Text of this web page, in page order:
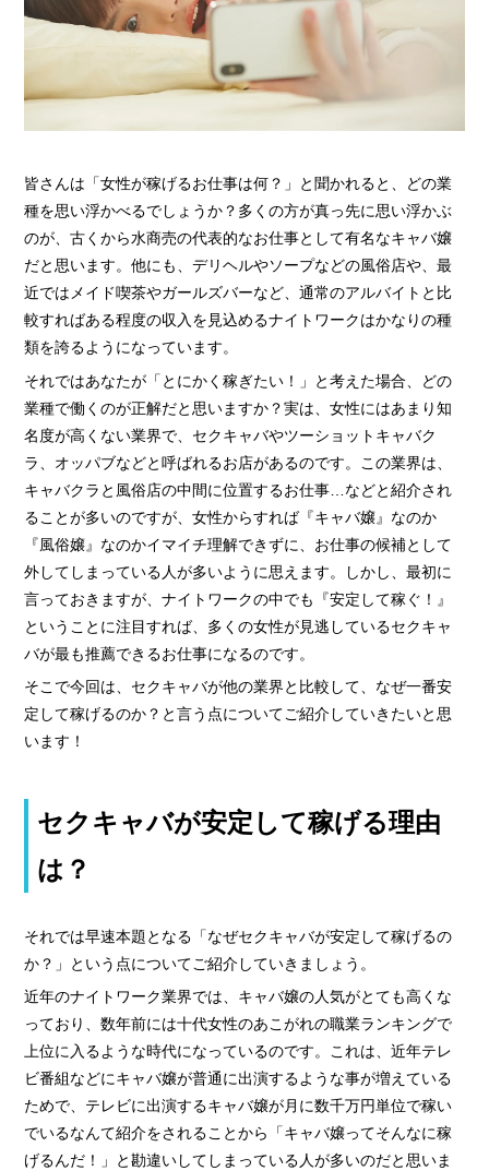
› VIVIDCREW Pink Party Paradise
お給料・待遇・環境
› 託児所代金全額負担
› お得な特典
› 連絡先交換、同伴アフター 一切なし！
› 出戻り大歓迎
› 出稼ぎ特典
› お友達紹介キャンペーン
› 衣装・ドレス・靴 無料貸出しOK!
› お酒が飲めなくてもOK
› お給料明細公開中!
› 家具家電付デザイナーズマンション完備
› お給料日払い 即日払いOK!
› 人事部について
› アリバイ対策万全
› 個人ロッカーキレイな更衣室完備
› お仕事コラム
› 30歳からのママワーク
› 用語集
› カンタン♪LINE面接
› 卒業生の声
› 働く女性の「お給料明細」公開中
› ご応募・お問い合わせ
› サイトマップ
› グループサイト
皆さんは「女性が稼げるお仕事は何？」と聞かれると、どの業
種を思い浮かべるでしょうか？多くの方が真っ先に思い浮かぶ
のが、古くから水商売の代表的なお仕事として有名なキャバ嬢
だと思います。他にも、デリヘルやソープなどの風俗店や、最
近ではメイド喫茶やガールズバーなど、通常のアルバイトと比
較すればある程度の収入を見込めるナイトワークはかなりの種
類を誇るようになっています。
それではあなたが「とにかく稼ぎたい！」と考えた場合、どの
業種で働くのが正解だと思いますか？実は、女性にはあまり知
名度が高くない業界で、セクキャバやツーショットキャバク
ラ、オッパブなどと呼ばれるお店があるのです。この業界は、
キャバクラと風俗店の中間に位置するお仕事…などと紹介され
ることが多いのですが、女性からすれば『キャバ嬢』なのか
『風俗嬢』なのかイマイチ理解できずに、お仕事の候補として
外してしまっている人が多いように思えます。しかし、最初に
言っておきますが、ナイトワークの中でも『安定して稼ぐ！』
ということに注目すれば、多くの女性が見逃しているセクキャ
バが最も推薦できるお仕事になるのです。
そこで今回は、セクキャバが他の業界と比較して、なぜ一番安
定して稼げるのか？と言う点についてご紹介していきたいと思
います！
セクキャバが安定して稼げる理由
は？
それでは早速本題となる「なぜセクキャバが安定して稼げるの
か？」という点についてご紹介していきましょう。
近年のナイトワーク業界では、キャバ嬢の人気がとても高くな
っており、数年前には十代女性のあこがれの職業ランキングで
上位に入るような時代になっているのです。これは、近年テレ
ビ番組などにキャバ嬢が普通に出演するような事が増えている
ためで、テレビに出演するキャバ嬢が月に数千万円単位で稼い
でいるなんて紹介をされることから「キャバ嬢ってそんなに稼
げるんだ！」と勘違いしてしまっている人が多いのだと思いま